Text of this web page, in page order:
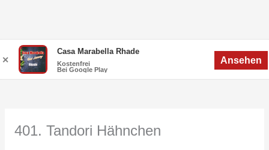
Zum
Inhalt
springen
Menü
Menü
401. Tandori Hähnchen
✕
Casa Marabella Rhade
Kostenfrei
Bei Google Play
Ansehen